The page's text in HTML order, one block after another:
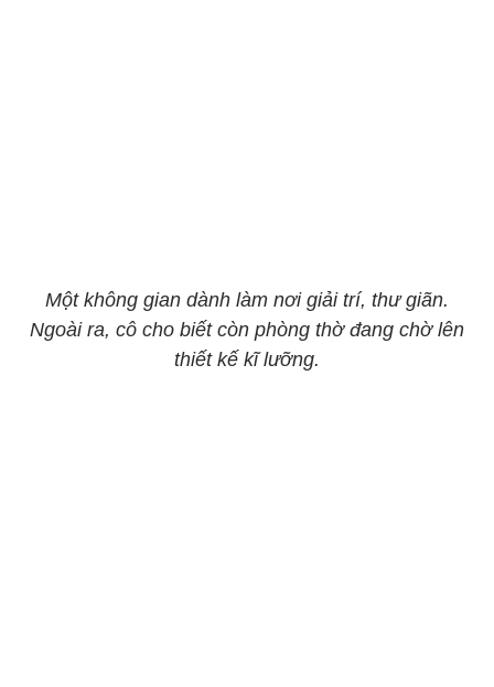
Một không gian dành làm nơi giải trí, thư giãn.
Ngoài ra, cô cho biết còn phòng thờ đang chờ lên
thiết kế kĩ lưỡng.